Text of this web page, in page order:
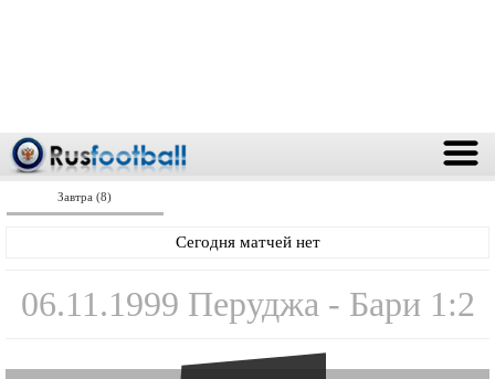
Завтра (8)
Сегодня матчей нет
06.11.1999 Перуджа - Бари 1:2